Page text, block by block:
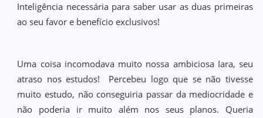
Inteligência necessária para saber usar as duas primeiras
ao seu favor e benefício exclusivos!
Uma coisa incomodava muito nossa ambiciosa Iara, seu
atraso nos estudos! Percebeu logo que se não tivesse
muito estudo, não conseguiria passar da mediocridade e
não poderia ir muito além nos seus planos. Queria